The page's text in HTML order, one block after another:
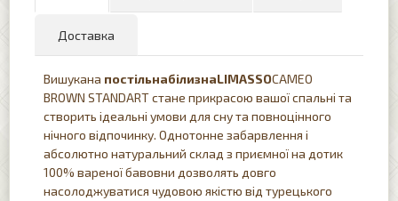
Доставка
Вишукана постільнабілизнаLIMASSOCAMEO
BROWN STANDART стане прикрасою вашої спальні та
створить ідеальні умови для сну та повноцінного
нічного відпочинку. Однотонне забарвлення і
абсолютно натуральний склад з приємної на дотик
100% вареної бавовни дозволять довго
насолоджуватися чудовою якістю від турецького